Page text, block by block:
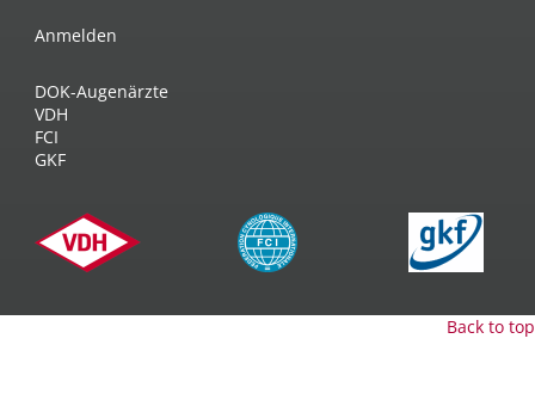
Anmelden
DOK-Augenärzte
VDH
FCI
GKF
Back to top